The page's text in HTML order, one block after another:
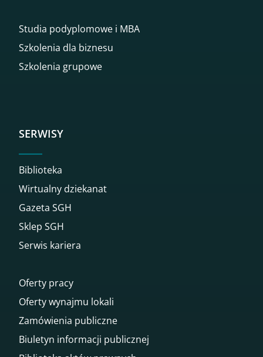
Studia podyplomowe i MBA
Szkolenia dla biznesu
Szkolenia grupowe
SERWISY
Biblioteka
Wirtualny dziekanat
Gazeta SGH
Sklep SGH
Serwis kariera
Oferty pracy
Oferty wynajmu lokali
Zamówienia publiczne
Biuletyn informacji publicznej